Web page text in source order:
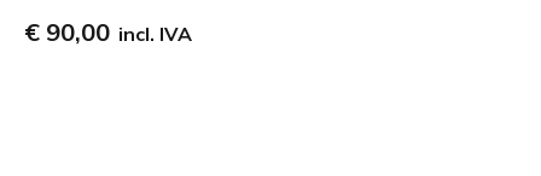
€ 90,00 incl. IVA